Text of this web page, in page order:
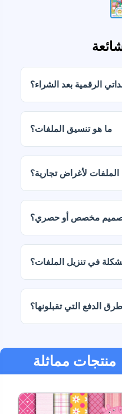
الرقمية بعد الشراء؟
ما هو تنسيق الملفات؟
لأغراض تجارية؟
مخصص أو حصري؟
في تنزيل الملفات؟
الدفع التي تقبلونها؟
منتجات مماثلة